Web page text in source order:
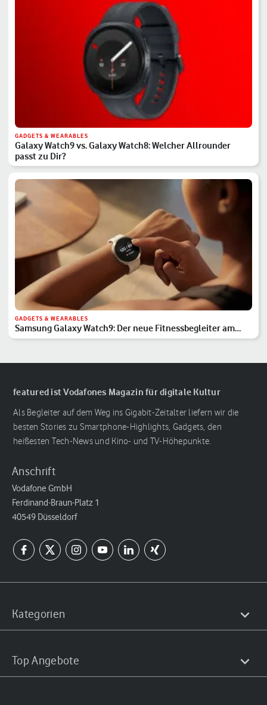
GADGETS & WEARABLES
Galaxy Watch9 vs. Galaxy Watch8: Welcher Allrounder
passt zu Dir?
GADGETS & WEARABLES
Samsung Galaxy Watch9: Der neue Fitnessbegleiter am
Handgelenk
featured ist Vodafones Magazin für digitale Kultur
Als Begleiter auf dem Weg ins Gigabit-Zeitalter liefern wir die
besten Stories zu Smartphone-Highlights, Gadgets, den
heißesten Tech-News und Kino- und TV-Höhepunkte.
Anschrift
Vodafone GmbH
Ferdinand-Braun-Platz 1
40549 Düsseldorf
Kategorien
Top Angebote